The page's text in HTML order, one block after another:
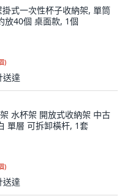
掛式一次性杯子收納架, 單筒
放40個 桌面款, 1個
)
送達
水杯架 開放式收納架 中古
單層 可拆卸橫杆, 1套
)
送達